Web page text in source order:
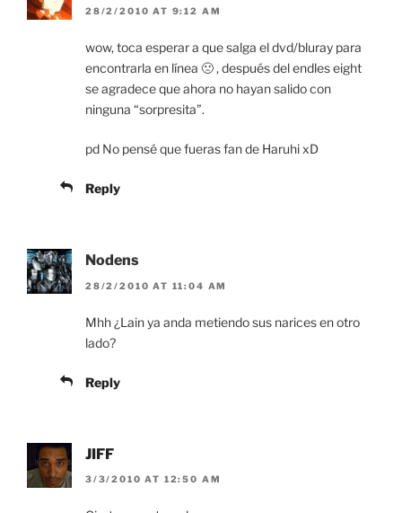
28/2/2010 AT 9:12 AM
wow, toca esperar a que salga el dvd/bluray para
encontrarla en línea 🙁 , después del endles eight
se agradece que ahora no hayan salido con
ninguna “sorpresita”.
pd No pensé que fueras fan de Haruhi xD
Reply
Nodens
28/2/2010 AT 11:04 AM
Mhh ¿Lain ya anda metiendo sus narices en otro
lado?
Reply
JIFF
3/3/2010 AT 12:50 AM